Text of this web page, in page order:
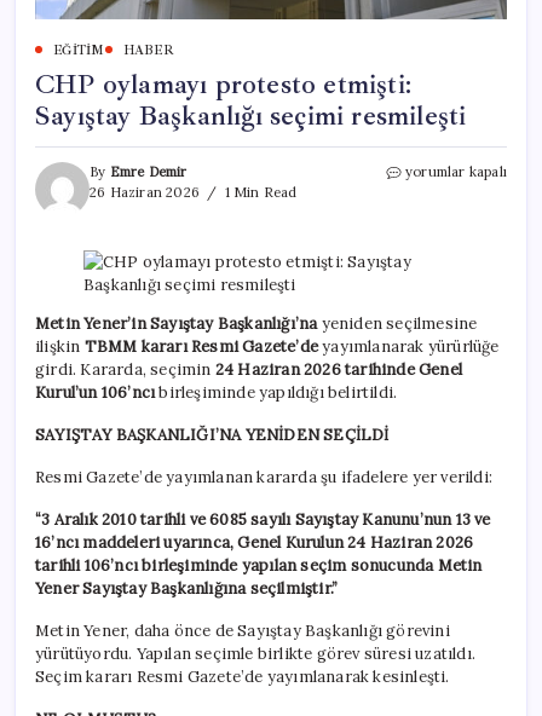
EĞITIM HABER
CHP oylamayı protesto etmişti:
Sayıştay Başkanlığı seçimi resmileşti
By Emre Demir
26 Haziran 2026
1 Min Read
CHP
Başkanlığı
resmileşti
için
yorumlar kapalı
Metin Yener’inSayıştay Başkanlığı’nayeniden seçilmesine
ilişkin TBMM kararı Resmi Gazete’deyayımlanarak yürürlüğe
girdi. Kararda, seçimin 24 Haziran 2026 tarihinde Genel
Kurul’un 106’ncıbirleşiminde yapıldığı belirtildi.
SAYIŞTAY BAŞKANLIĞI’NA YENİDEN SEÇİLDİ
Resmi Gazete’de yayımlanan kararda şu ifadelere yer verildi:
“3 Aralık 2010 tarihli ve 6085 sayılı Sayıştay Kanunu’nun 13 ve
16’ncı maddeleri uyarınca, Genel Kurulun 24 Haziran 2026
tarihli 106’ncı birleşiminde yapılan seçim sonucunda Metin
Yener Sayıştay Başkanlığına seçilmiştir.”
Metin Yener, daha önce de Sayıştay Başkanlığı görevini
yürütüyordu. Yapılan seçimle birlikte görev süresi uzatıldı.
Seçim kararı Resmi Gazete’de yayımlanarak kesinleşti.